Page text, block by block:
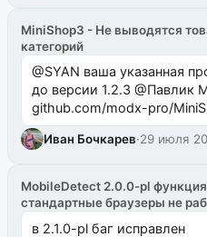
MiniShop3 - Не выводятся
категорий
@SYAN ваша указанная
до версии 1.2.3 @Павлик
github.com/modx-pro/
github.com/modx-pro/
в б...
Иван Бочкарев·29 июля
MobileDetect 2.0.0-pl
стандартные браузеры не
в 2.1.0-pl баг исправлен